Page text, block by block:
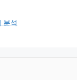
분석